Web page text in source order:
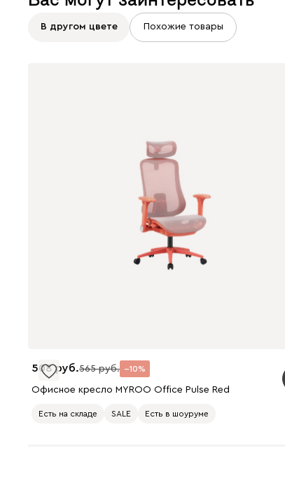
В другом цвете Похожие товары
508 565 10
Офисное кресло MYROO Office Pulse Red
Есть на складе SALE Есть в шоуруме